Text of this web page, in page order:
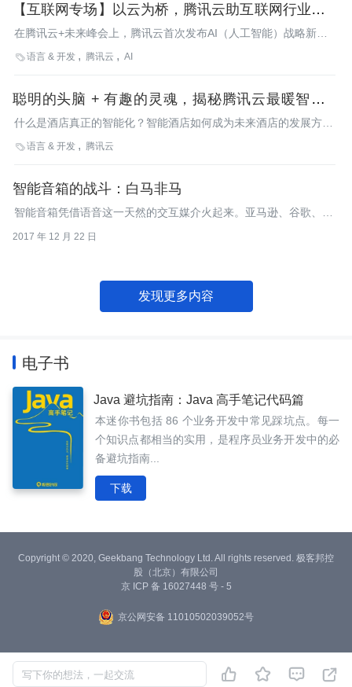
【互联网专场】以云为桥，腾讯云助互联网行业加速
连接人工智能
在腾讯云+未来峰会上，腾讯云首次发布AI（人工智能）战略新品
——AI即服务的智能云，满足市场对AI能力多维度的需求。6月22
具备丰富的人工智能技术落地的场景。腾讯云将推动“云+AI”模式，
加快互联网行业连接人工智能等新兴技术。
语言 & 开发 腾讯云 AI
聪明的头脑 + 有趣的灵魂，揭秘腾讯云最暖智能酒
店解决方案
什么是酒店真正的智能化？智能酒店如何成为未来酒店的发展方
向……InfoQ记者采访了腾讯云技术总监曹涛和腾讯云资深产品经
语言 & 开发 腾讯云
智能音箱的战斗：白马非马
智能音箱凭借语音这一天然的交互媒介火起来。亚马逊、谷歌、苹
2017 年 12 月 22 日
发现更多内容
电子书
Java 避坑指南：Java 高手笔记代码篇
本迷你书包括 86 个业务开发中常见踩坑点。每一
个知识点都相当的实用，是程序员业务开发中的必
备避坑指南...
下载
写下你的想法，一起交流    
Copyright © 2020, Geekbang Technology Ltd. All rights reserved. 极客邦控
股（北京）有限公司
京 ICP 备 16027448 号 - 5
京公网安备 11010502039052号